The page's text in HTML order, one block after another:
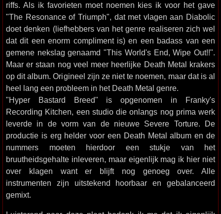
riffs. Als ik favorieten moet noemen kies ik voor het gave
"The Resonance of Triumph", dat met vlagen aan Diabolic
doet denken (liefhebbers van het genre realiseren zich wel
dat dit een enorm compliment is) en een badass van een
gemene nekslag genaamd "This World's End, Wipe Out!!".
Maar er staan nog veel meer heerlijke Death Metal krakers
op dit album. Origineel zijn ze niet te noemen, maar dat is al
heel lang een probleem in het Death Metal genre.
"Hyper Bastard Breed" is opgenomen in Franky's
Recording Kitchen, een studio die onlangs nog prima werk
leverde in de vorm van de nieuwe Severe Torture. De
productie is erg helder voor een Death Metal album en de
nummers moeten hierdoor een stukje van het
bruutheidsgehalte inleveren, maar eigenlijk mag ik hier niet
over klagen want er blijft nog genoeg over. Alle
instrumenten zijn uitstekend hoorbaar en gebalanceerd
gemixt.